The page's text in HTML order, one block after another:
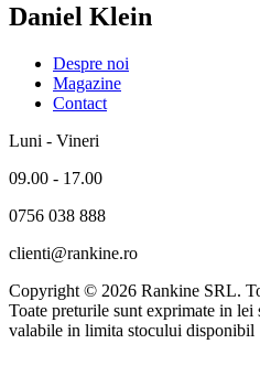
Daniel Klein
Despre noi
Magazine
Contact
Luni - Vineri
09.00 - 17.00
0756 038 888
clienti@rankine.ro
Copyright © 2026 Rankine SRL.
Toate preturile sunt exprimate in
valabile in limita stocului disponibil